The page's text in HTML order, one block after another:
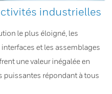
industrielles
le plus éloigné, les
et les assemblages
une valeur inégalée en
puissantes répondant à tous